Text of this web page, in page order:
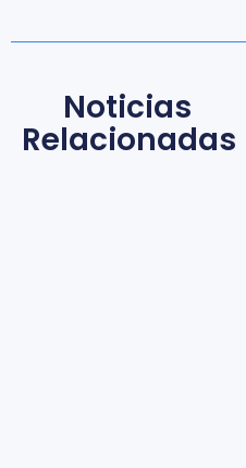
Noticias
Relacionadas